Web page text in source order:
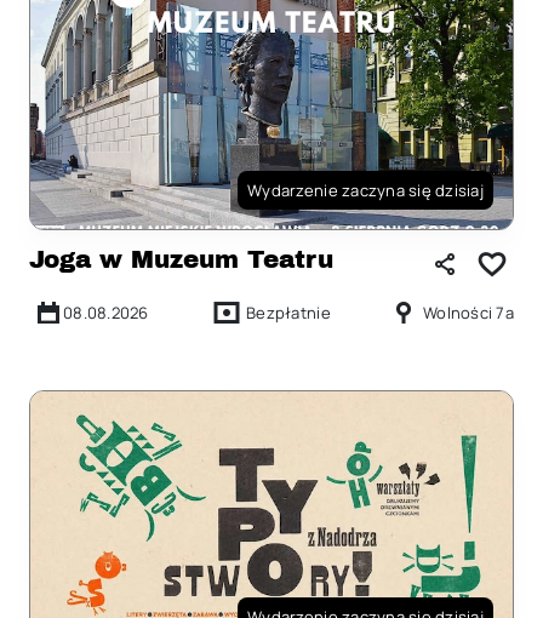
Wydarzenie zaczyna się dzisiaj
Joga w Muzeum Teatru
08.08.2026 Bezpłatnie Wolności 7a